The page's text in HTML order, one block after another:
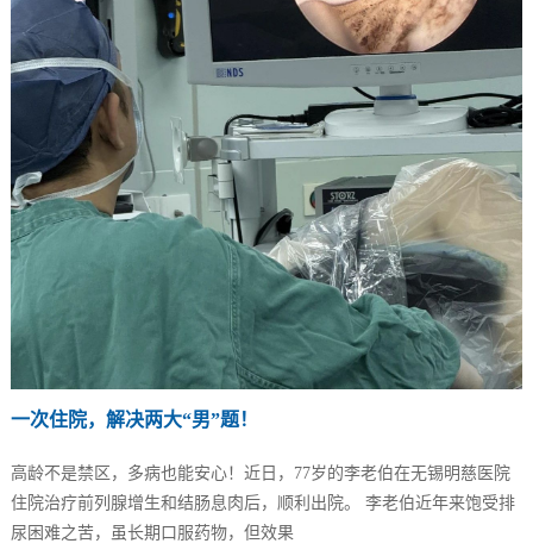
一次住院，解决两大“男”题！
高龄不是禁区，多病也能安心！近日，77岁的李老伯在无锡明慈医院
住院治疗前列腺增生和结肠息肉后，顺利出院。 李老伯近年来饱受排
尿困难之苦，虽长期口服药物，但效果